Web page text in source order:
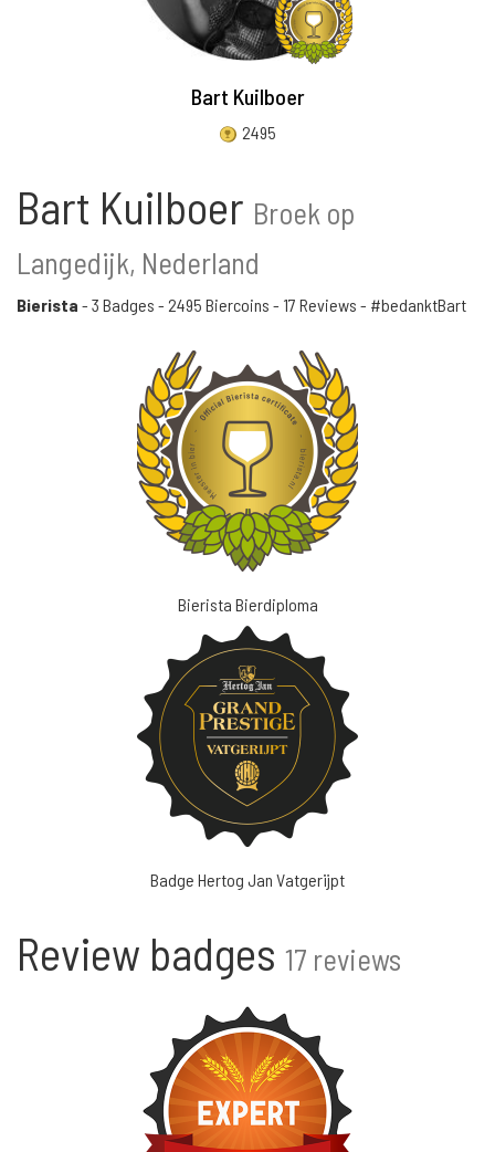
Bart Kuilboer
2495
Bart Kuilboer Broek op
Langedijk, Nederland
Bierista - 3 Badges - 2495 Biercoins - 17 Reviews - #bedanktBart
Bierista Bierdiploma
Badge Hertog Jan Vatgerijpt
Review badges 17 reviews